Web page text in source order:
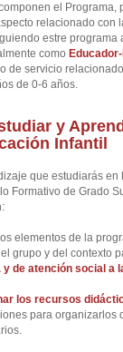
el Programa,
relacionado con
estre programa
como
de servicio
de 0-6 años.
y
Infantil
que estudiarás
Formativo de Grado
elementos de la
grupo y del contexto
de atención social a
los recursos
para organizarlos